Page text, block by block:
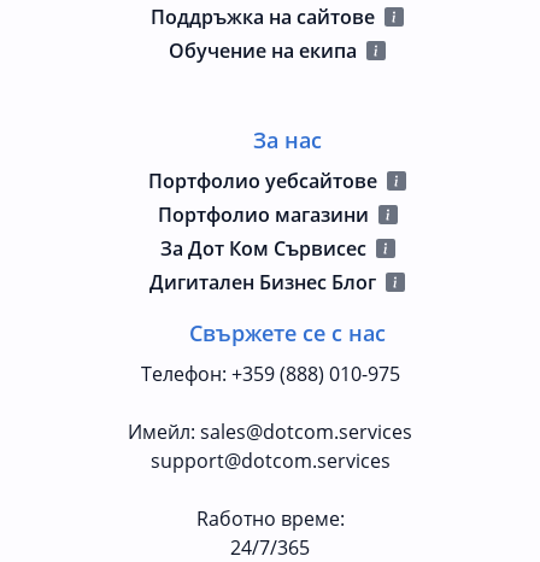
Поддръжка на сайтове
Обучение на екипа
За нас
Портфолио уебсайтове
Портфолио магазини
За Дот Ком Сървисес
Дигитален Бизнес Блог
Свържете се с нас
Телефон: +359 (888) 010-975
Имейл: sales@dotcom.services
support@dotcom.services
Rаботно време:
24/7/365